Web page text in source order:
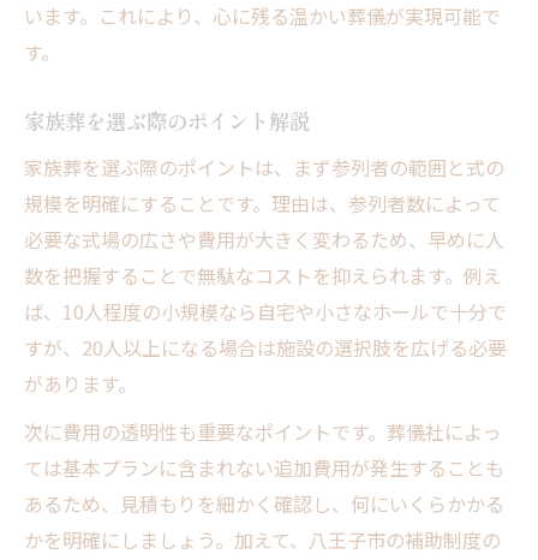
います。これにより、心に残る温かい葬儀が実現可能で
す。
家族葬を選ぶ際のポイント解説
家族葬を選ぶ際のポイントは、まず参列者の範囲と式の
規模を明確にすることです。理由は、参列者数によって
必要な式場の広さや費用が大きく変わるため、早めに人
数を把握することで無駄なコストを抑えられます。例え
ば、10人程度の小規模なら自宅や小さなホールで十分で
すが、20人以上になる場合は施設の選択肢を広げる必要
があります。
次に費用の透明性も重要なポイントです。葬儀社によっ
ては基本プランに含まれない追加費用が発生することも
あるため、見積もりを細かく確認し、何にいくらかかる
かを明確にしましょう。加えて、八王子市の補助制度の